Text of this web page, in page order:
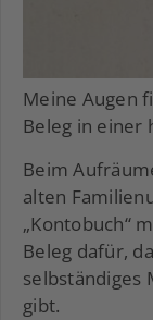
Meine Augen
Beleg in einer
Beim
alten
„Kontobuch“
Beleg dafür,
selbständiges
gibt.